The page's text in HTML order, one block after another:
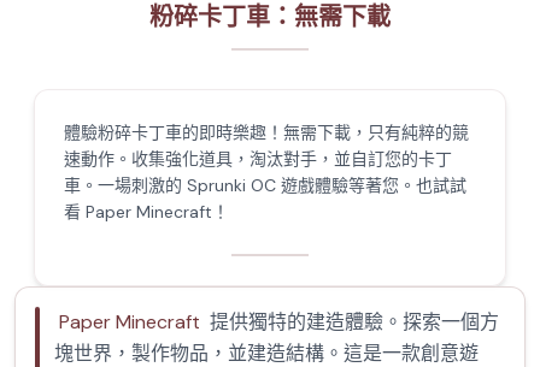
粉碎卡丁車：無需下載
體驗粉碎卡丁車的即時樂趣！無需下載，只有純粹的競
速動作。收集強化道具，淘汰對手，並自訂您的卡丁
車。一場刺激的 Sprunki OC 遊戲體驗等著您。也試試
看 Paper Minecraft！
Paper Minecraft 提供獨特的建造體驗。探索一個方
塊世界，製作物品，並建造結構。這是一款創意遊